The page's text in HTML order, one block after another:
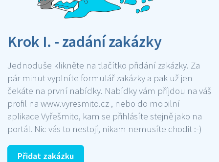
Krok I. - zadání zakázky
Jednoduše klikněte na tlačítko přidání zakázky. Za
pár minut vyplníte formulář zakázky a pak už jen
čekáte na první nabídky. Nabídky vám příjdou na váš
profil na www.vyresmito.cz , nebo do mobilní
aplikace Vyřešmito, kam se přihlásíte stejně jako na
portál. Nic vás to nestojí, nikam nemusíte chodit :-)
Přidat zakázku